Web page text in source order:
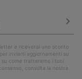
e riceverai uno sconto
inviarti aggiornamenti su
come tratteremo i tuoi
consulta la nostra